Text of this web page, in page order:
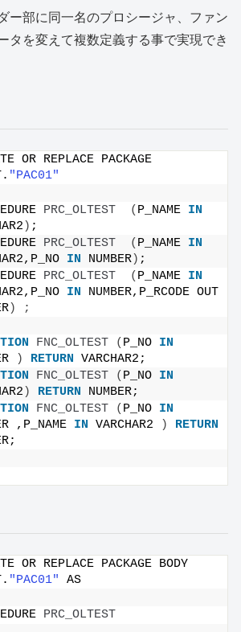
ー部に同一名のプロシージャ、ファン
タを変えて複数定義する事で実現でき
OR REPLACE PACKAGE
"PAC01"
PRC_OLTEST ( P_NAME IN
) ;
PRC_OLTEST ( P_NAME IN
IN NUMBER) ;
PRC_OLTEST ( P_NAME IN
IN NUMBER,P_RCODE OUT
) ;
FNC_OLTEST ( P_NO IN
) RETURN VARCHAR2;
FNC_OLTEST ( P_NO IN
) RETURN NUMBER;
FNC_OLTEST ( P_NO IN
,P_NAME IN VARCHAR2 )
RETURN
OR REPLACE PACKAGE BODY
"PAC01" AS
PRC_OLTEST